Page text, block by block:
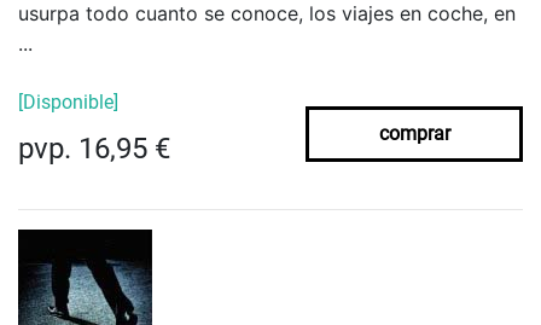
usurpa todo cuanto se conoce, los viajes en coche, en
...
[Disponible]
pvp. 16,95 € comprar